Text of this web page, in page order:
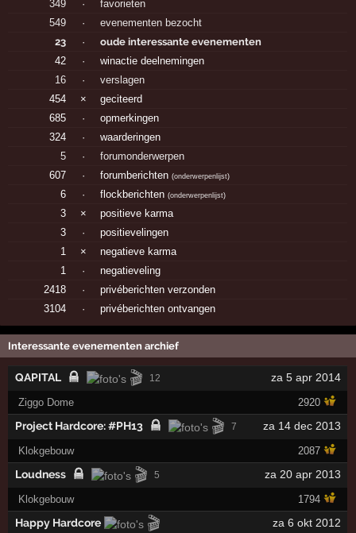
349
·
favorieten
549
·
evenementen bezocht
23
·
oude interessante evenementen
42
·
winactie deelnemingen
16
·
verslagen
454
×
geciteerd
685
·
opmerkingen
324
·
waarderingen
5
·
forumonderwerpen
607
· forumberichten(onderwerpenlijst)
6 · flockberichten(onderwerpenlijst)
3 ×
positieve karma
3
·
positievelingen
1
×
negatieve karma
1
·
negatieveling
2418
·
privéberichten verzonden
3104
· privéberichten ontvangen
Interessante evenementen archief
QAPITAL 🎬 12 za 5 apr 2014
Ziggo Dome 2920
Project Hardcore: #PH13 🎬 7 za 14 dec 2013
Klokgebouw 2087
Loudness 🎬 5 za 20 apr 2013
Klokgebouw 1794
Happy Hardcore 🎬 za 6 okt 2012